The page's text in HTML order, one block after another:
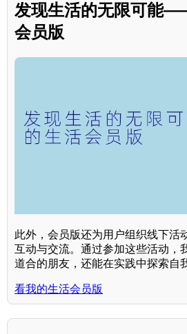
发现生活的无限可能
会员版
此外，会员版还为用户组织线下活
互动与交流。通过参加这些活动，
道合的朋友，还能在实践中探索自
看我的生活会员版